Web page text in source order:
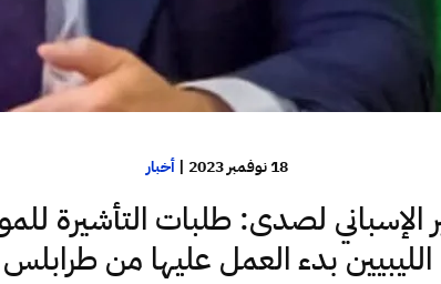
18 نوفمبر 2023 | أخبار
الإسباني لصدى: طلبات التأشيرة
الليبيين بدء العمل عليها من طرابلس